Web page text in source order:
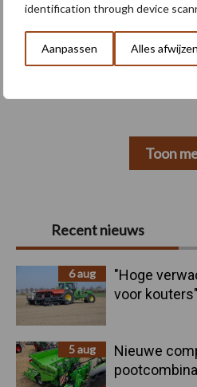
identification through device
Aanpassen Alles afwijzen
Primaire
Sidebar
Recent nieuws
6 aug
"Hoge
voor kouters"
5 aug
Nieuwe
Machines
Toon